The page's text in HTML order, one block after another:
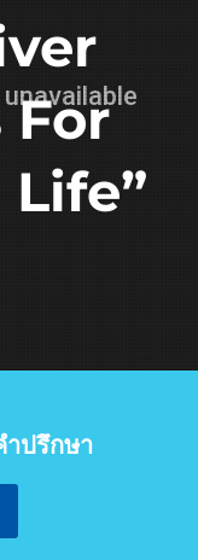
For
Life”
ปรึกษา